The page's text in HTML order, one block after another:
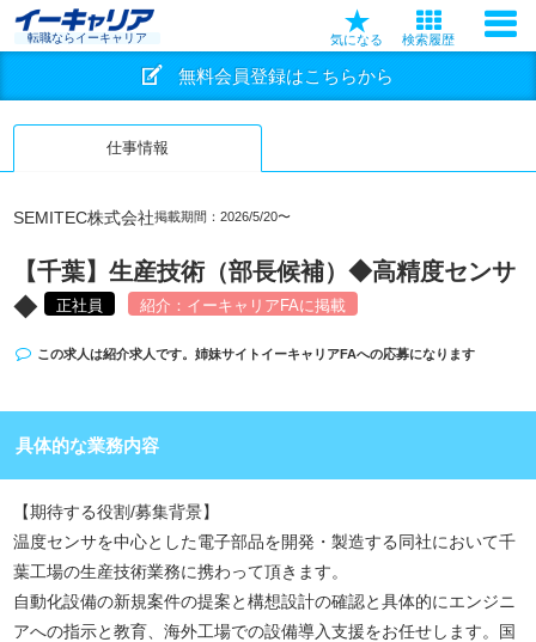
転職ならイーキャリア 気になる 検索履歴
無料会員登録はこちらから
仕事情報
SEMITEC株式会社掲載期間：2026/5/20〜
【千葉】生産技術（部長候補）◆高精度センサ
◆
正社員 紹介：イーキャリアFAに掲載
この求人は紹介求人です。姉妹サイト イーキャリアFAへの応募になります
具体的な業務内容
【期待する役割/募集背景】
温度センサを中心とした電子部品を開発・製造する同社において千
葉工場の生産技術業務に携わって頂きます。
自動化設備の新規案件の提案と構想設計の確認と具体的にエンジニ
アへの指示と教育、海外工場での設備導入支援をお任せします。国